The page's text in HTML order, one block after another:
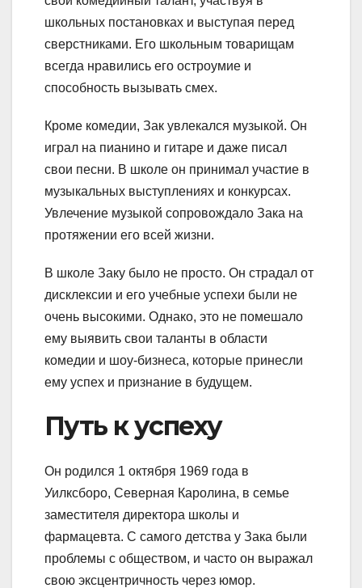
школьных постановках и выступая перед
сверстниками. Его школьным товарищам
всегда нравились его остроумие и
способность вызывать смех.
Кроме комедии, Зак увлекался музыкой. Он
играл на пианино и гитаре и даже писал
свои песни. В школе он принимал участие в
музыкальных выступлениях и конкурсах.
Увлечение музыкой сопровождало Зака на
протяжении его всей жизни.
В школе Заку было не просто. Он страдал от
дисклексии и его учебные успехи были не
очень высокими. Однако, это не помешало
ему выявить свои таланты в области
комедии и шоу-бизнеса, которые принесли
ему успех и признание в будущем.
Путь к успеху
Он родился 1 октября 1969 года в
Уилксборо, Северная Каролина, в семье
заместителя директора школы и
фармацевта. С самого детства у Зака были
проблемы с обществом, и часто он выражал
свою эксцентричность через юмор.